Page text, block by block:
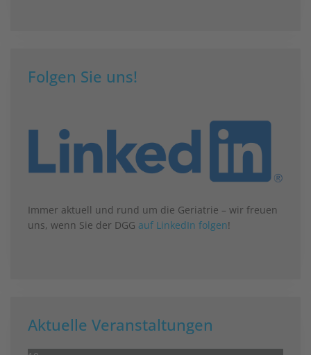
Folgen Sie uns!
Immer aktuell und rund um die Geriatrie – wir freuen
uns, wenn Sie der DGG auf LinkedIn folgen!
Aktuelle Veranstaltungen